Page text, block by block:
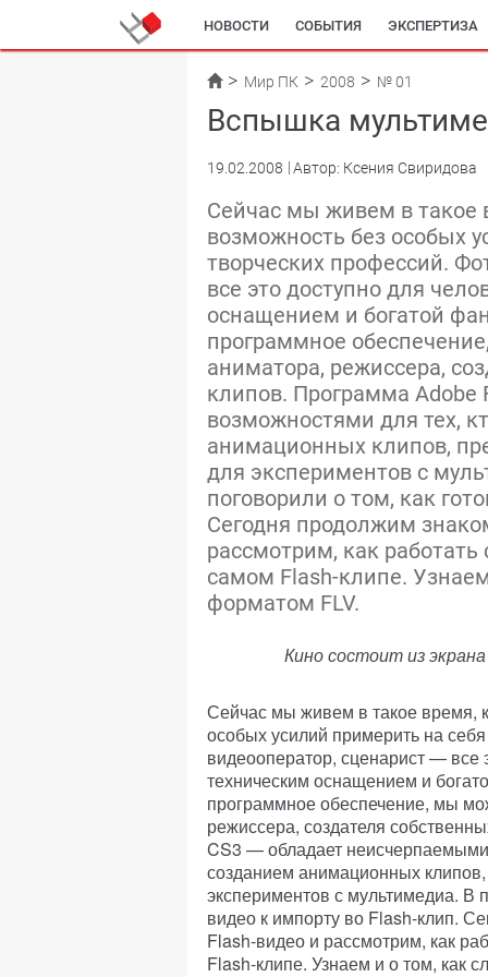
НОВОСТИ СОБЫТИЯ ЭКСПЕРТИЗА
Мир ПК 2008 № 01
Вспышка
19.02.2008 Автор: Ксения Свиридова
Сейчас мы живем в такое
возможность без особых
творческих профессий.
все это доступно для
оснащением и богатой
программное
аниматора, режиссера,
клипов. Программа Adobe
возможностями для тех,
анимационных клипов,
для экспериментов с
поговорили о том, как
Сегодня продолжим
рассмотрим, как
самом Flash-клипе.
форматом FLV.
Кино состоит из
Сейчас мы живем в такое время,
особых усилий примерить на
видеооператор, сценарист —
техническим оснащением и
программное обеспечение, мы
режиссера, создателя
CS3 — обладает
созданием анимационных
экспериментов с мультимедиа. В
видео к импорту во Flash-клип.
Flash-видео и рассмотрим, как
Flash-клипе. Узнаем и о том, как